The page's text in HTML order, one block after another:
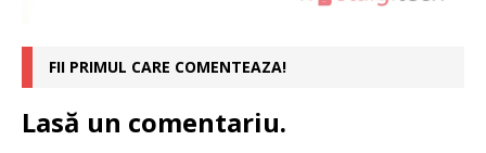
FII PRIMUL CARE COMENTEAZA!
Lasă un comentariu.